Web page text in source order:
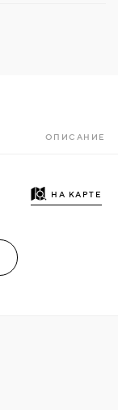
ОПИСАНИЕ
НА КАРТЕ